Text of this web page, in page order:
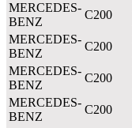
MERCEDES-
BENZ
C200
MERCEDES-
BENZ
C200
MERCEDES-
BENZ
C200
MERCEDES-
BENZ
C200